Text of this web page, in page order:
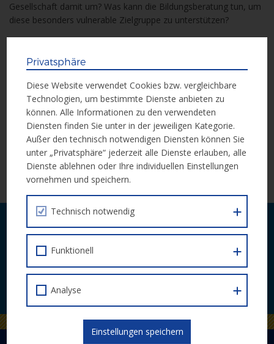
Gesellschaft damit um? Was kann die Bildungsberatung tun, um
diese besonders vulnerable Zielgruppe zu unterstützen?
Betrachtung des Phänomens Working Poor wird der Reflexion
Bildungsberatung mit relevanten Schnittstellen Raum gegeben.
Wie machen das die anderen? Mit Berater*innen und
Expert*innen geht Bildungsberatung in Austausch, um eigene
Ansätze und Vorgehensweisen zu reflektieren und neue
Anregungen zu gewinnen.
Programm und weitere Infos
Laufende Neuigkeiten zu Calls und
Veranstaltungen bequem per E-Mail.
Privatsphäre
Diese Website verwendet Cookies bzw. vergleichbare
Technologien, um bestimmte Dienste anbieten zu
können. Alle Informationen zu den verwendeten
Diensten finden Sie unter in der jeweiligen Kategorie.
Außer den technisch notwendigen Diensten können Sie
unter „Privatsphäre“ jederzeit alle Dienste erlauben, alle
Dienste ablehnen oder Ihre individuellen Einstellungen
vornehmen und speichern.
Technisch notwendig
Funktionell
Analyse
Einstellungen speichern